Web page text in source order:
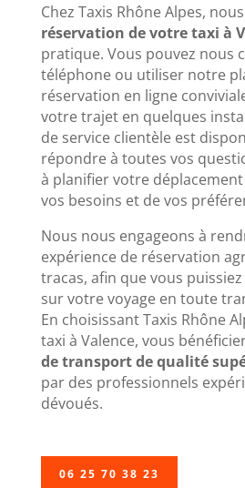
Chez Taxis Rhône Alpes,
réservation de votre taxi à
pratique. Vous pouvez nous
téléphone ou utiliser notre
réservation en ligne
votre trajet en quelques
de service clientèle est
répondre à toutes vos
à planifier votre
vos besoins et de vos
Nous nous engageons à
expérience de réservation
tracas, afin que vous
sur votre voyage en toute
En choisissant Taxis Rhône
taxi à Valence, vous
de transport de qualité
par des professionnels
dévoués.
06 25 70 38 23